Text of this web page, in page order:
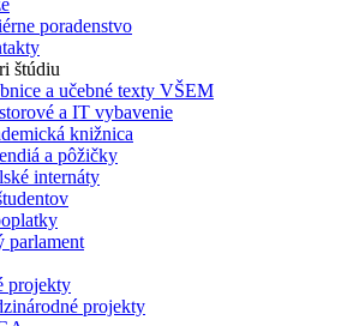
poradenstvo
štúdiu
a učebné texty VŠEM
a IT vybavenie
knižnica
a pôžičky
internáty
parlament
projekty
projekty